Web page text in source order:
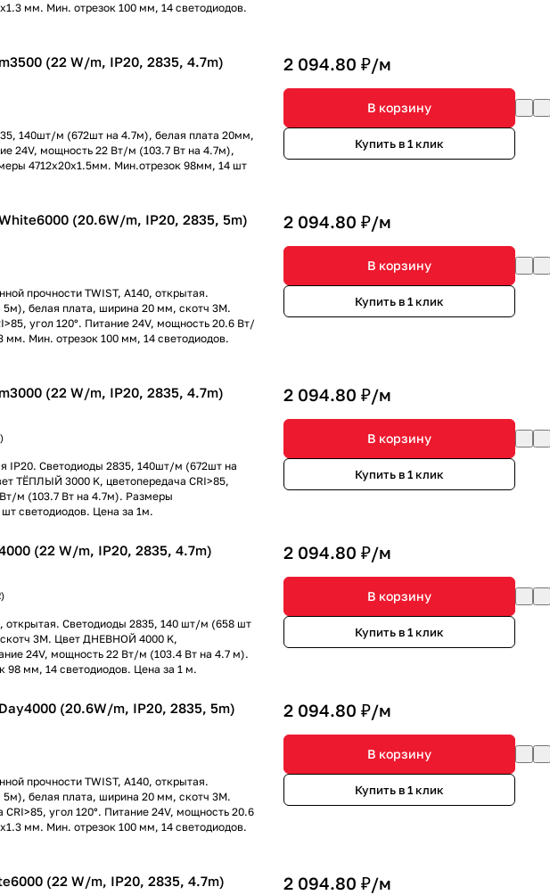
мм. Мин. отрезок 100 мм, 14 светодиодов.
(22 W/m, IP20, 2835, 4.7m)
140шт/м (672шт на 4.7м), белая плата 20мм,
24V, мощность 22 Вт/м (103.7 Вт на 4.7м),
4712х20x1.5мм. Мин.отрезок 98мм, 14 шт
2 094.80 ₽/м
В корзину
Купить в 1 клик
(20.6W/m, IP20, 2835, 5m)
прочности TWIST, A140, открытая.
белая плата, ширина 20 мм, скотч 3M.
угол 120°. Питание 24V, мощность 20.6 Вт/
Мин. отрезок 100 мм, 14 светодиодов.
2 094.80 ₽/м
В корзину
Купить в 1 клик
(22 W/m, IP20, 2835, 4.7m)
IP20. Светодиоды 2835, 140шт/м (672шт на
ТЁПЛЫЙ 3000 K, цветопередача CRI>85,
м (103.7 Вт на 4.7м). Размеры
светодиодов. Цена за 1м.
2 094.80 ₽/м
В корзину
Купить в 1 клик
(22 W/m, IP20, 2835, 4.7m)
открытая. Светодиоды 2835, 140 шт/м (658 шт
3M. Цвет ДНЕВНОЙ 4000 K,
24V, мощность 22 Вт/м (103.4 Вт на 4.7 м).
мм, 14 светодиодов. Цена за 1 м.
2 094.80 ₽/м
В корзину
Купить в 1 клик
(20.6W/m, IP20, 2835, 5m)
прочности TWIST, A140, открытая.
белая плата, ширина 20 мм, скотч 3M.
угол 120°. Питание 24V, мощность 20.6
мм. Мин. отрезок 100 мм, 14 светодиодов.
2 094.80 ₽/м
В корзину
Купить в 1 клик
(22 W/m, IP20, 2835, 4.7m)
2 094.80 ₽/м